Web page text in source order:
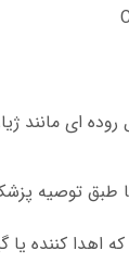
ای مانند
طبق توصیه